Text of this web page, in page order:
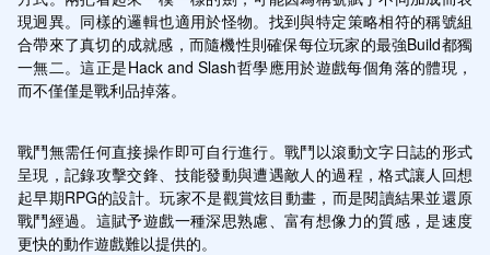
現迥異。同樣的邏輯也適用於怪物。找到與特定策略相符的稱號組
合帶來了真切的成就感，而隨機性則確保每位玩家的最強Build都獨
一無二。這正是Hack and Slash哲學應用於遊戲每個角落的體現，
而不僅僅是戰利品掉落。
戰鬥無需任何直接操作即可自行進行。戰鬥以滾動文字日誌的形式
呈現，記錄攻擊交鋒、技能發動與遭遇敵人的過程，格式讓人回想
起早期RPG的設計。玩家不是觀賞炫目動畫，而是閱讀結果並還原
戰鬥經過。這賦予遊戲一種深思熟慮、富有想像力的質感，是速度
更快的動作遊戲難以提供的。